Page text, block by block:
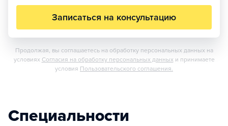
Записаться на консультацию
Продолжая, вы соглашаетесь на обработку персональных данных на
условиях Согласия на обработку персональных данных и принимаете
условия Пользовательского соглашения.
Специальности